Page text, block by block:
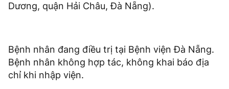
Dương, quận Hải Châu, Đà Nẵng).
Bệnh nhân đang điều trị tại Bệnh viện Đà Nẵng.
Bệnh nhân không hợp tác, không khai báo địa
chỉ khi nhập viện.